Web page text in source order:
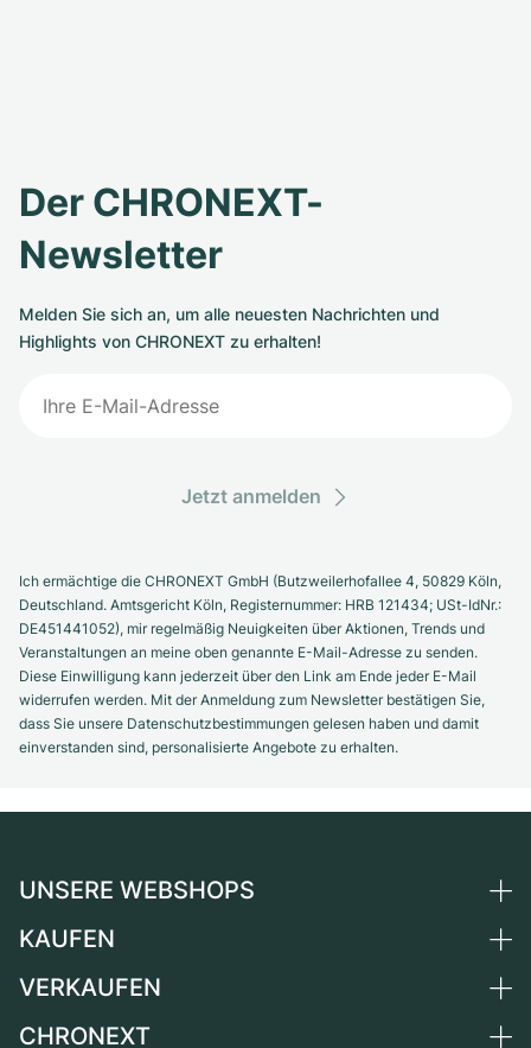
Der CHRONEXT-
Newsletter
Melden Sie sich an, um alle neuesten Nachrichten und
Highlights von CHRONEXT zu erhalten!
Jetzt anmelden
Ich ermächtige die CHRONEXT GmbH (Butzweilerhofallee 4, 50829 Köln,
Deutschland. Amtsgericht Köln, Registernummer: HRB 121434; USt-IdNr.:
DE451441052), mir regelmäßig Neuigkeiten über Aktionen, Trends und
Veranstaltungen an meine oben genannte E-Mail-Adresse zu senden.
Diese Einwilligung kann jederzeit über den Link am Ende jeder E-Mail
widerrufen werden. Mit der Anmeldung zum Newsletter bestätigen Sie,
dass Sie unsere Datenschutzbestimmungen gelesen haben und damit
einverstanden sind, personalisierte Angebote zu erhalten.
UNSERE WEBSHOPS
Deutschland
KAUFEN
Alle Luxusuhren
VERKAUFEN
Uhr verkaufen
CHRONEXT